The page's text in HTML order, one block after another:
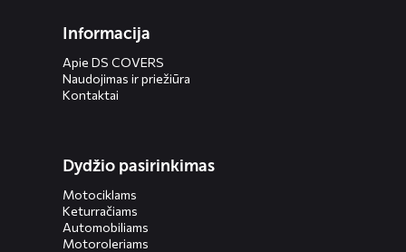
Informacija
Apie DS COVERS
Naudojimas ir priežiūra
Kontaktai
Dydžio pasirinkimas
Motociklams
Keturračiams
Automobiliams
Motoroleriams